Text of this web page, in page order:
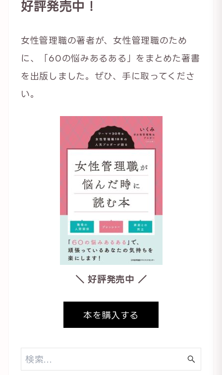
好評発売中！
女性管理職の著者が、女性管理職のため
に、「60の悩みあるある」をまとめた著書
を出版しました。ぜひ、手に取ってくださ
い。
＼ 好評発売中 ／
本を購入する